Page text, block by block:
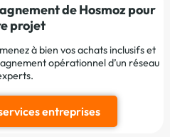
de Hosmoz pour
projet
à bien vos achats inclusifs et
opérationnel d’un réseau
entreprises